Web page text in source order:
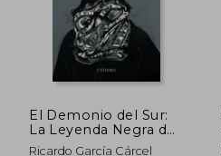
El Demonio del Sur:
La Leyenda Negra de
Felipe ii
Ricardo García Cárcel